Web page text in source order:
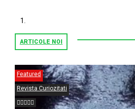
ARTICOLE NOI
Featured
Revista Curiozitati